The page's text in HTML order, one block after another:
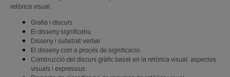
retòrica visual.
Grafia i discurs
El disseny significatiu
Disseny i substrat verbal
El disseny com a procés de significació
Construcció del discurs gràfic basat en la retòrica visual: aspectes
visuals i expressius